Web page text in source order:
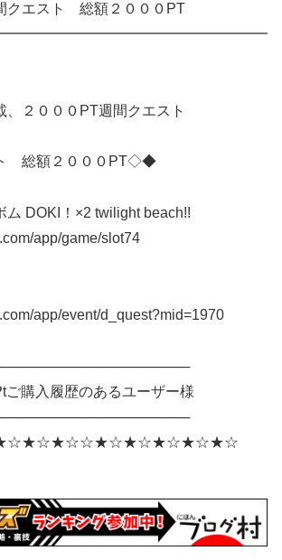
クエスト 総額２０００PT
、２０００PT週間クエスト
総額２０００PT◇◆
DOKI！×2 twilight beach!!
app/game/slot74
app/event/d_quest?mid=1970
ご購入履歴のあるユーザー様